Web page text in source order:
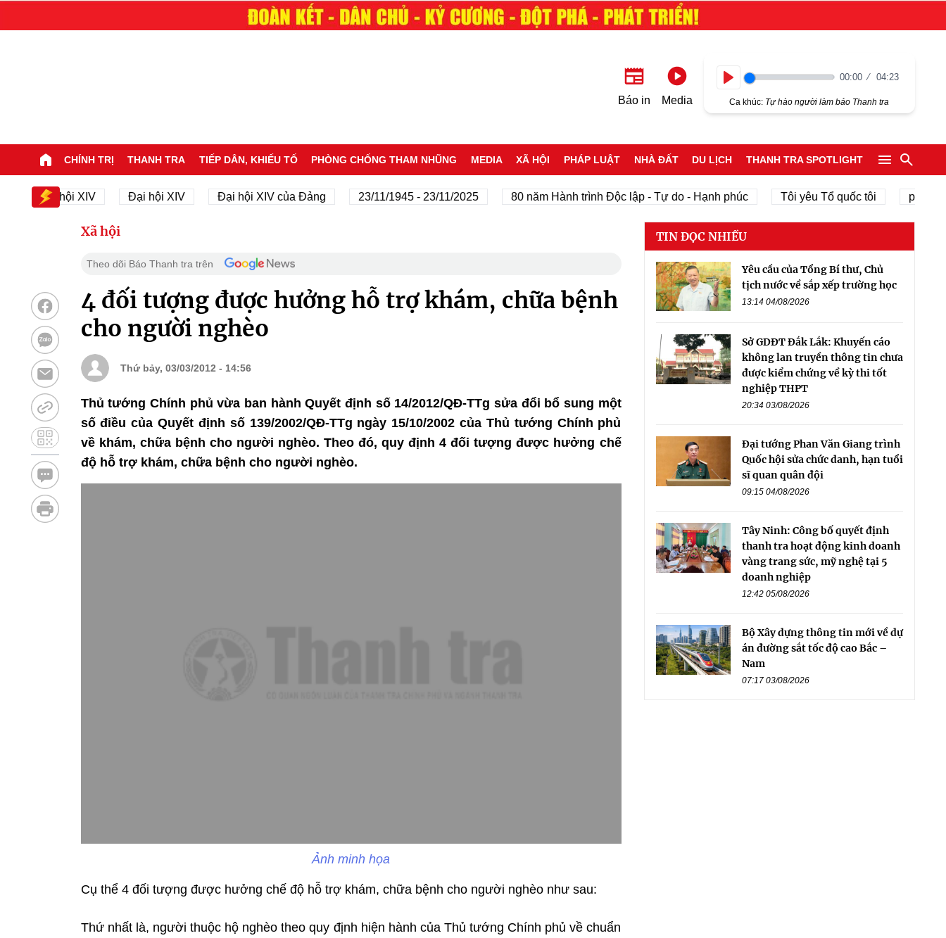
Báo in Media
00:00 04:23
Ca khúc: Tự hào người làm báo Thanh tra
CHÍNH TRỊ THANH TRA TIẾP DÂN, KHIẾU TỐ PHÒNG CHỐNG THAM NHŨNG MEDIA XÃ HỘI PHÁP LUẬT NHÀ ĐẤT DU LỊCH THANH TRA SPOTLIGHT
Đại hội XIV Đại hội XIV Đại hội XIV của Đảng 23/11/1945 - 23/11/2025 80 năm Hành trình Độc lập - Tự do - Hạnh phúc Tôi yêu Tổ quốc tôi phát triển
Xã hội
Theo dõi Báo Thanh tra trên
4 đối tượng được hưởng hỗ trợ khám, chữa bệnh
cho người nghèo
Thứ bảy, 03/03/2012 - 14:56
Thủ tướng Chính phủ vừa ban hành Quyết định số 14/2012/QĐ-TTg sửa đổi bổ sung một
số điều của Quyết định số 139/2002/QĐ-TTg ngày 15/10/2002 của Thủ tướng Chính phủ
về khám, chữa bệnh cho người nghèo. Theo đó, quy định 4 đối tượng được hưởng chế
độ hỗ trợ khám, chữa bệnh cho người nghèo.
Ảnh minh họa
Cụ thể 4 đối tượng được hưởng chế độ hỗ trợ khám, chữa bệnh cho người nghèo như sau:
Thứ nhất là, người thuộc hộ nghèo theo quy định hiện hành của Thủ tướng Chính phủ về chuẩn
TIN ĐỌC NHIỀU
Yêu cầu của Tổng Bí thư, Chủ
tịch nước về sắp xếp trường học
13:14 04/08/2026
Sở GDĐT Đắk Lắk: Khuyến cáo
không lan truyền thông tin chưa
được kiểm chứng về kỳ thi tốt
nghiệp THPT
20:34 03/08/2026
Đại tướng Phan Văn Giang trình
Quốc hội sửa chức danh, hạn tuổi
sĩ quan quân đội
09:15 04/08/2026
Tây Ninh: Công bố quyết định
thanh tra hoạt động kinh doanh
vàng trang sức, mỹ nghệ tại 5
doanh nghiệp
12:42 05/08/2026
Bộ Xây dựng thông tin mới về dự
án đường sắt tốc độ cao Bắc –
Nam
07:17 03/08/2026